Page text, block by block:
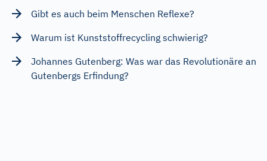
Gibt es auch beim Menschen Reflexe?
Warum ist Kunststoffrecycling schwierig?
Johannes Gutenberg: Was war das Revolutionäre an
Gutenbergs Erfindung?